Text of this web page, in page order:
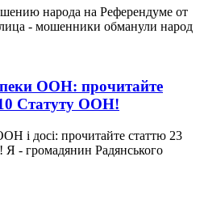
народа на Референдуме от
- мошенники обманули народ
ООН: прочитайте
Статуту ООН!
і досі: прочитайте статтю 23
- громадянин Радянського